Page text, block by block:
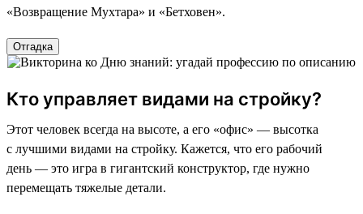
«Возвращение Мухтара» и «Бетховен».
Отгадка
Кто управляет видами на стройку?
Этот человек всегда на высоте, а его «офис» — высотка
с лучшими видами на стройку. Кажется, что его рабочий
день — это игра в гигантский конструктор, где нужно
перемещать тяжелые детали.